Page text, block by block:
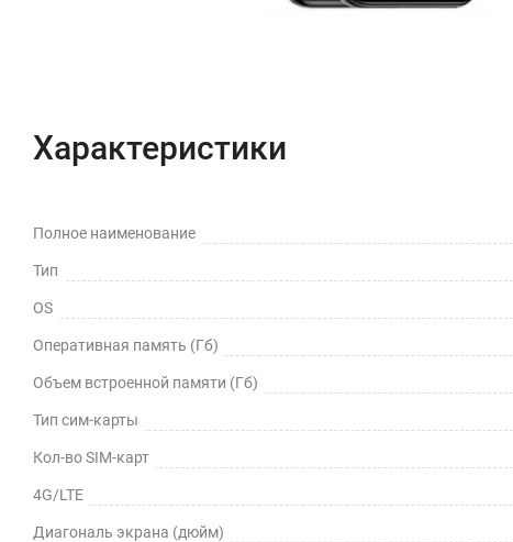
Характеристики
Полное наименование
Тип
OS
Оперативная память (Гб)
Объем встроенной памяти (Гб)
Тип сим-карты
Кол-во SIM-карт
4G/LTE
Диагональ экрана (дюйм)